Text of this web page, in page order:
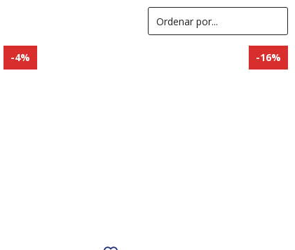
-4% -16%